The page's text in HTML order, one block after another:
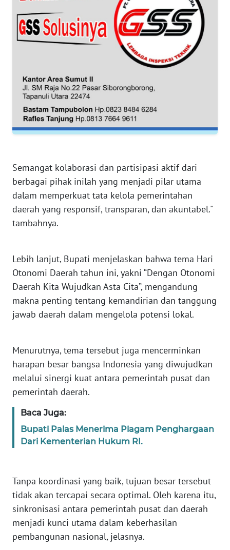
Semangat kolaborasi dan partisipasi aktif dari
berbagai pihak inilah yang menjadi pilar utama
dalam memperkuat tata kelola pemerintahan
daerah yang responsif, transparan, dan akuntabel."
tambahnya.
Lebih lanjut, Bupati menjelaskan bahwa tema Hari
Otonomi Daerah tahun ini, yakni “Dengan Otonomi
Daerah Kita Wujudkan Asta Cita”, mengandung
makna penting tentang kemandirian dan tanggung
jawab daerah dalam mengelola potensi lokal.
Menurutnya, tema tersebut juga mencerminkan
harapan besar bangsa Indonesia yang diwujudkan
melalui sinergi kuat antara pemerintah pusat dan
pemerintah daerah.
Baca Juga:
Bupati Palas Menerima Piagam Penghargaan
Dari Kementerian Hukum RI.
Tanpa koordinasi yang baik, tujuan besar tersebut
tidak akan tercapai secara optimal. Oleh karena itu,
sinkronisasi antara pemerintah pusat dan daerah
menjadi kunci utama dalam keberhasilan
pembangunan nasional, jelasnya.
PAPUA
BARAT
WN
WN
WN
SULTRA
WN
NTB
SULTENG
WN
SUMBAR
WN
SUMSEL
WN
BENGKULU
LAMPUNG
WN
JATENG